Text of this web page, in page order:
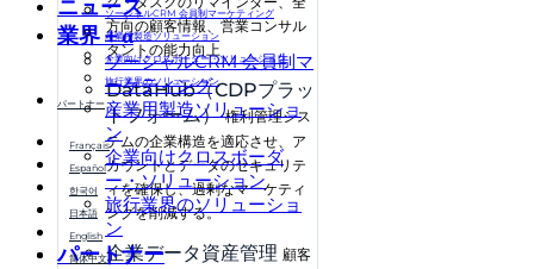
方向の顧客情報、営業コンサル
タントの能力向上
DataHub（CDPプラッ
トフォーム） 権利管理シス
テムの企業構造を適応させ、ア
カウントとデータのセキュリテ
ィを確保し、過剰なマーケティ
ングを削減する。
企業データ資産管理 顧客
ニュース
業界＋α
ソーシャルCRM 会員制マ
ーケティング
産業用製造ソリューショ
ン
企業向けクロスボーダ
ー・ソリューション
旅行業界のソリューショ
ン
パートナー
ソーシャルCRM 会員制マーケティング
産業用製造ソリューション
企業向けクロスボーダー・ソリューション
旅行業界のソリューション
パートナー
Français
Español
한국어
日本語
English
简体中文